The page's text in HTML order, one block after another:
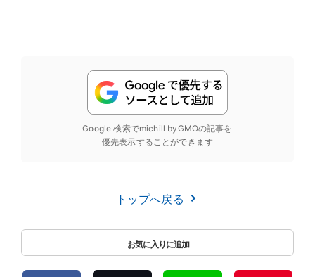
Google 検索でmichill byGMOの記事を
優先表示することができます
トップへ戻る